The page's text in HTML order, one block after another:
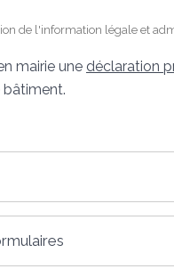
de l'information légale et
mairie une déclaration